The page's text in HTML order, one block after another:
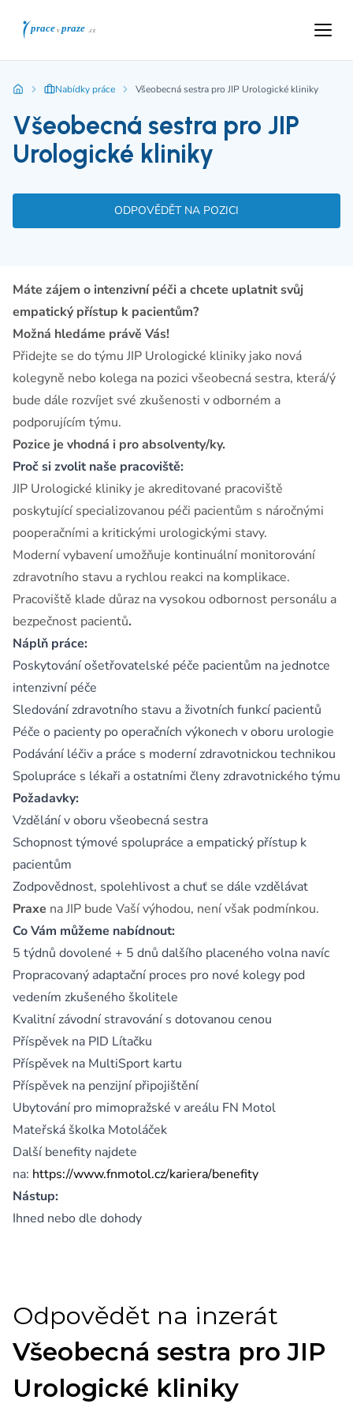
Nabídky práce Všeobecná sestra pro JIP Urologické kliniky
Všeobecná sestra pro JIP
Urologické kliniky
ODPOVĚDĚT NA POZICI
Máte zájem o intenzivní péči a chcete uplatnit svůj
empatický přístup k pacientům?
Možná hledáme právě Vás!
Přidejte se do týmu JIP Urologické kliniky jako nová
kolegyně nebo kolega na pozici všeobecná sestra, která/ý
bude dále rozvíjet své zkušenosti v odborném a
podporujícím týmu.
Pozice je vhodná i pro absolventy/ky.
Proč si zvolit naše pracoviště:
JIP Urologické kliniky je akreditované pracoviště
poskytující specializovanou péči pacientům s náročnými
pooperačními a kritickými urologickými stavy.
Moderní vybavení umožňuje kontinuální monitorování
zdravotního stavu a rychlou reakci na komplikace.
Pracoviště klade důraz na vysokou odbornost personálu a
bezpečnost pacientů.
Náplň práce:
Poskytování ošetřovatelské péče pacientům na jednotce
intenzivní péče
Sledování zdravotního stavu a životních funkcí pacientů
Péče o pacienty po operačních výkonech v oboru urologie
Podávání léčiv a práce s moderní zdravotnickou technikou
Spolupráce s lékaři a ostatními členy zdravotnického týmu
Požadavky:
Vzdělání v oboru všeobecná sestra
Schopnost týmové spolupráce a empatický přístup k
pacientům
Zodpovědnost, spolehlivost a chuť se dále vzdělávat
Praxe na JIP bude Vaší výhodou, není však podmínkou.
Co Vám můžeme nabídnout:
5 týdnů dovolené + 5 dnů dalšího placeného volna navíc
Propracovaný adaptační proces pro nové kolegy pod
vedením zkušeného školitele
Kvalitní závodní stravování s dotovanou cenou
Příspěvek na PID Lítačku
Příspěvek na MultiSport kartu
Příspěvek na penzijní připojištění
Ubytování pro mimopražské v areálu FN Motol
Mateřská školka Motoláček
Další benefity najdete
na: https://www.fnmotol.cz/kariera/benefity
Nástup:
Ihned nebo dle dohody